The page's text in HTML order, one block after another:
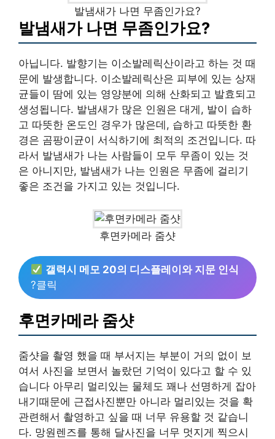
발냄새가 나면 무좀인가요?
발냄새가 나면 무좀인가요?
아닙니다. 발향기는 이소발레릭산이라고 하는 것 때
문에 발생합니다. 이소발레릭산은 피부에 있는 상재
균들이 땀에 있는 영양분에 의해 산화되고 발효되고
생성됩니다. 발냄새가 많은 인원은 대게, 발이 습하
고 따뜻한 온도인 경우가 많은데, 습하고 따뜻한 환
경은 곰팡이균이 서식하기에 최적의 조건입니다. 따
라서 발냄새가 나는 사람들이 모두 무좀이 있는 것
은 아니지만, 발냄새가 나는 인원은 무좀에 걸리기
좋은 조건을 가지고 있는 것입니다.
후면카메라 줌샷
갤럭시 메모 20의 디스플레이와 지문 인식
?클릭
후면카메라 줌샷
줌샷을 촬영 했을 때 부서지는 부분이 거의 없이 보
여서 사진을 보면서 놀랐던 기억이 있다고 할 수 있
습니다 아무리 멀리있는 물체도 꽤나 선명하게 잡아
내기때문에 근접사진뿐만 아니라 멀리있는 것을 확
관련해서 촬영하고 싶을 때 너무 유용할 것 같습니
다. 망원렌즈를 통해 달사진을 너무 멋지게 찍으시